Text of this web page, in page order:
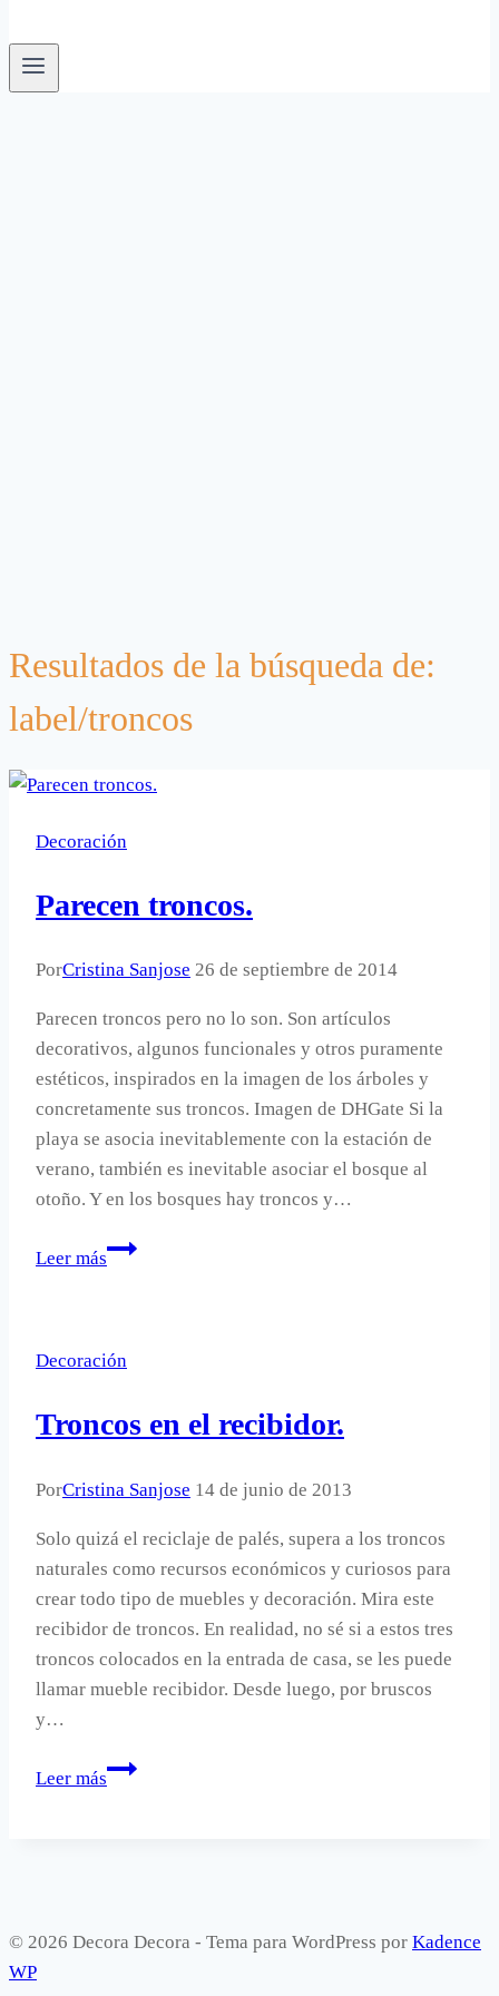
Resultados de la búsqueda de:
label/troncos
Decoración
Parecen troncos.
PorCristina Sanjose 26 de septiembre de 2014
Parecen troncos pero no lo son. Son artículos
decorativos, algunos funcionales y otros puramente
estéticos, inspirados en la imagen de los árboles y
concretamente sus troncos. Imagen de DHGate Si la
playa se asocia inevitablemente con la estación de
verano, también es inevitable asociar el bosque al
otoño. Y en los bosques hay troncos y…
Leer más
Parecen
Decoración
Troncos en el recibidor.
PorCristina Sanjose 14 de junio de 2013
Solo quizá el reciclaje de palés, supera a los troncos
naturales como recursos económicos y curiosos para
crear todo tipo de muebles y decoración. Mira este
recibidor de troncos. En realidad, no sé si a estos tres
troncos colocados en la entrada de casa, se les puede
llamar mueble recibidor. Desde luego, por bruscos
y…
Leer más
Troncos
© 2026 Decora Decora - Tema para WordPress por Kadence
WP